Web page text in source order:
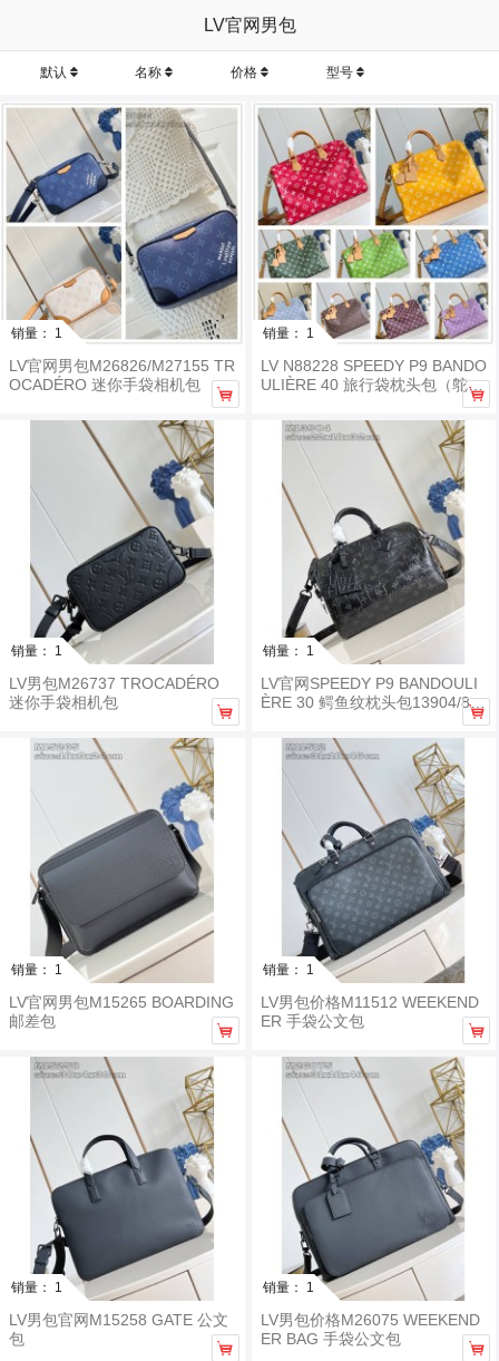
LV官网男包
默认 名称 价格 型号
销量： 1
LV官网男包M26826/M27155 TR
OCADÉRO 迷你手袋相机包

销量： 1
LV N88228 SPEEDY P9 BANDO
ULIÈRE 40 旅行袋枕头包（鸵鸟

销量： 1
LV男包M26737 TROCADÉRO
迷你手袋相机包

销量： 1
LV官网SPEEDY P9 BANDOULI
ÈRE 30 鳄鱼纹枕头包13904/87

销量： 1
LV官网男包M15265 BOARDING
邮差包

销量： 1
LV男包价格M11512 WEEKEND
ER 手袋公文包

销量： 1
LV男包官网M15258 GATE 公文
包

销量： 1
LV男包价格M26075 WEEKEND
ER BAG 手袋公文包
